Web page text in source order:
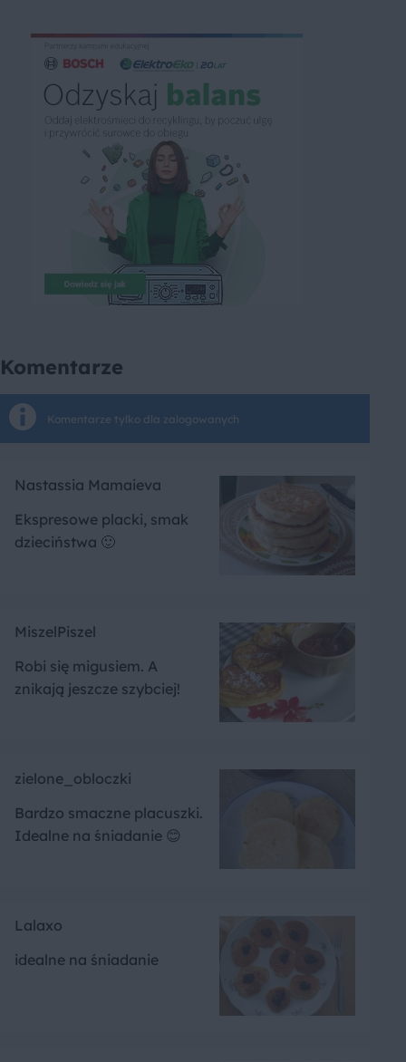
Komentarze
Komentarze tylko dla zalogowanych
Nastassia Mamaieva
Ekspresowe placki, smak
dzieciństwa 🙂
MiszelPiszel
Robi się migusiem. A
znikają jeszcze szybciej!
zielone_obloczki
Bardzo smaczne placuszki.
Idealne na śniadanie 😊
Lalaxo
idealne na śniadanie